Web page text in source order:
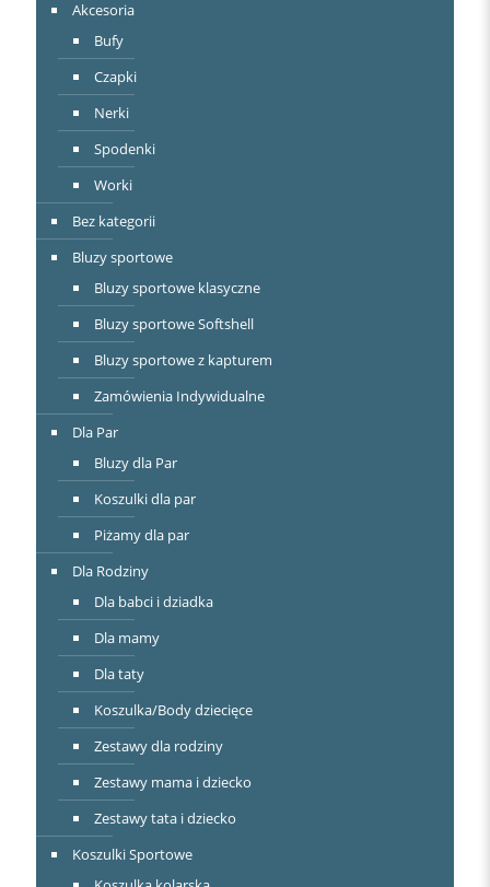
Akcesoria
Bufy
Czapki
Nerki
Spodenki
Worki
Bez kategorii
Bluzy sportowe
Bluzy sportowe klasyczne
Bluzy sportowe Softshell
Bluzy sportowe z kapturem
Zamówienia Indywidualne
Dla Par
Bluzy dla Par
Koszulki dla par
Piżamy dla par
Dla Rodziny
Dla babci i dziadka
Dla mamy
Dla taty
Koszulka/Body dziecięce
Zestawy dla rodziny
Zestawy mama i dziecko
Zestawy tata i dziecko
Koszulki Sportowe